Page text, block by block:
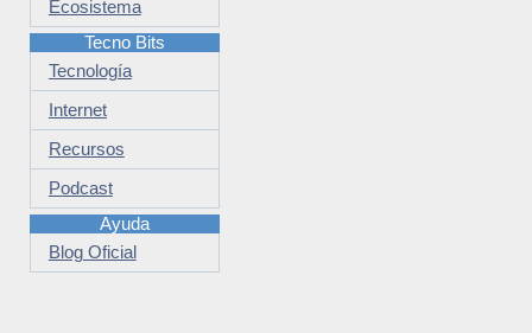
Ecosistema
Tecno Bits
Tecnología
Internet
Recursos
Podcast
Ayuda
Blog Oficial